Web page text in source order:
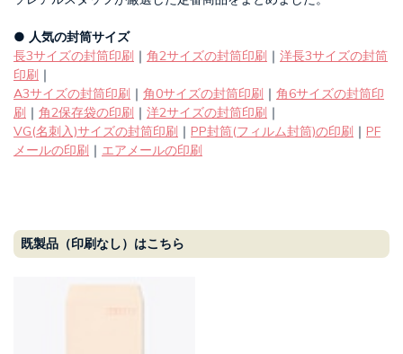
● 人気の封筒サイズ
長3サイズの封筒印刷 ｜ 角2サイズの封筒印刷 ｜ 洋長3サイズの封筒
印刷 ｜
A3サイズの封筒印刷 ｜ 角0サイズの封筒印刷 ｜ 角6サイズの封筒印
刷 ｜ 角2保存袋の印刷 ｜ 洋2サイズの封筒印刷 ｜
VG(名刺入)サイズの封筒印刷 ｜ PP封筒(フィルム封筒)の印刷 ｜ PF
メールの印刷 ｜ エアメールの印刷
既製品（印刷なし）はこちら